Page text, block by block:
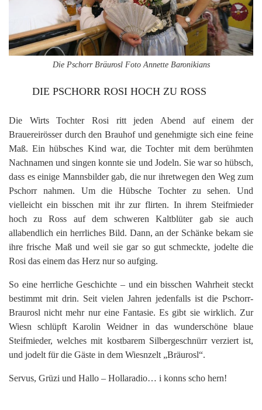
Die Pschorr Bräurosl Foto Annette Baronikians
DIE PSCHORR ROSI HOCH ZU ROSS
Die Wirts Tochter Rosi ritt jeden Abend auf einem der
Brauereirösser durch den Brauhof und genehmigte sich eine feine
Maß. Ein hübsches Kind war, die Tochter mit dem berühmten
Nachnamen und singen konnte sie und Jodeln. Sie war so hübsch,
dass es einige Mannsbilder gab, die nur ihretwegen den Weg zum
Pschorr nahmen. Um die Hübsche Tochter zu sehen. Und
vielleicht ein bisschen mit ihr zur flirten. In ihrem Steifmieder
hoch zu Ross auf dem schweren Kaltblüter gab sie auch
allabendlich ein herrliches Bild. Dann, an der Schänke bekam sie
ihre frische Maß und weil sie gar so gut schmeckte, jodelte die
Rosi das einem das Herz nur so aufging.
So eine herrliche Geschichte – und ein bisschen Wahrheit steckt
bestimmt mit drin. Seit vielen Jahren jedenfalls ist die Pschorr-
Braurosl nicht mehr nur eine Fantasie. Es gibt sie wirklich. Zur
Wiesn schlüpft Karolin Weidner in das wunderschöne blaue
Steifmieder, welches mit kostbarem Silbergeschnürr verziert ist,
und jodelt für die Gäste in dem Wiesnzelt „Bräurosl“.
Servus, Grüzi und Hallo – Hollaradio… i konns scho hern!